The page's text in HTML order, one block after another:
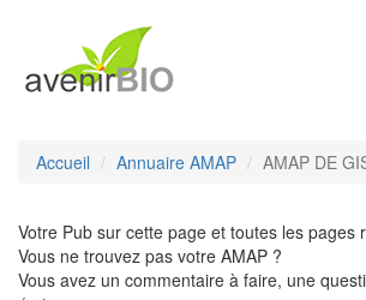
Accueil Annuaire AMAP AMAP DE
Votre Pub sur cette page et toutes les pages
Vous ne trouvez pas votre AMAP ?
Vous avez un commentaire à faire, une